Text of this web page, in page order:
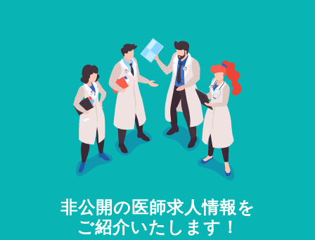
非公開の医師求人情報を
ご紹介いたします！